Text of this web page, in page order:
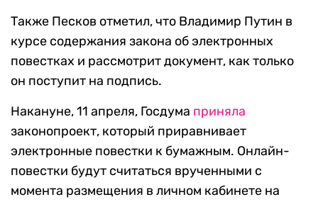
Также Песков отметил, что Владимир Путин в
курсе содержания закона об электронных
повестках и рассмотрит документ, как только
он поступит на подпись.
Накануне, 11 апреля, Госдума приняла
законопроект, который приравнивает
электронные повестки к бумажным. Онлайн-
повестки будут считаться врученными с
момента размещения в личном кабинете на